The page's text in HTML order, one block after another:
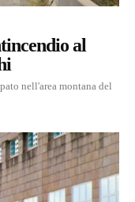
al
nell'area montana del